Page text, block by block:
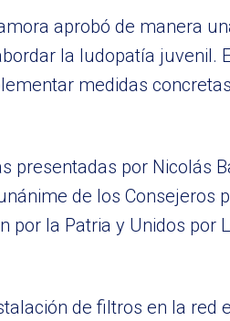
aprobó de manera
la ludopatía juvenil.
medidas
por Nicolás
de los Consejeros
por la Patria y Unidos
de filtros en la red